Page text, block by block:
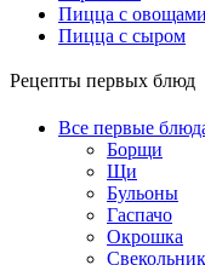
Пицца с овощами
Пицца с сыром
Рецепты первых блюд
Все первые
Борщи
Щи
Бульоны
Гаспачо
Окрошка
Свекольник